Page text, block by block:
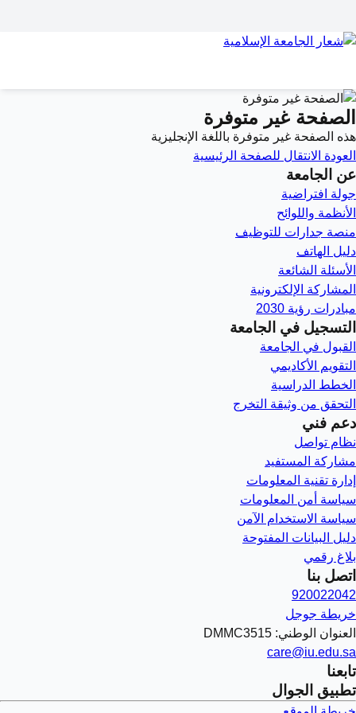
الصفحة غير متوفرة
هذه الصفحة غير متوفرة باللغة الإنجليزية
العودة الانتقال للصفحة الرئيسية
عن الجامعة
جولة افتراضية
الأنظمة واللوائح
منصة جدارات للتوظيف
دليل الهاتف
الأسئلة الشائعة
المشاركة الإلكترونية
مبادرات رؤية 2030
التسجيل في الجامعة
القبول في الجامعة
التقويم الأكاديمي
الخطط الدراسية
التحقق من وثيقة التخرج
دعم فني
نظام تواصل
مشاركة المستفيد
إدارة تقنية المعلومات
سياسة أمن المعلومات
سياسة الاستخدام الآمن
دليل البيانات المفتوحة
بلاغ رقمي
اتصل بنا
920022042
خريطة جوجل
العنوان الوطني: DMMC3515
care@iu.edu.sa
تابعنا
تطبيق الجوال